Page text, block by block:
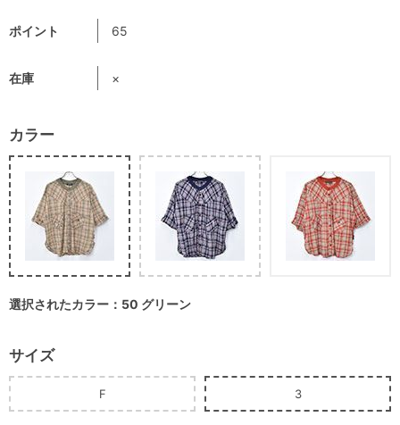
ポイント 65
在庫 ×
カラー
選択されたカラー：50 グリーン
サイズ
F 3